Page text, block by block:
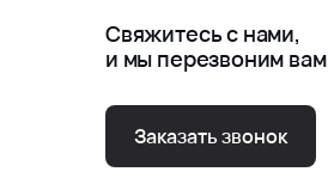
Свяжитесь с нами,
и мы перезвоним вам
Заказать звонок